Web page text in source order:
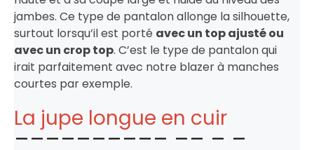
jambes. Ce type de pantalon allonge la silhouette,
surtout lorsqu’il est porté avec un top ajusté ou
avec un crop top. C’est le type de pantalon qui
irait parfaitement avec notre blazer à manches
courtes par exemple.
La jupe longue en cuir